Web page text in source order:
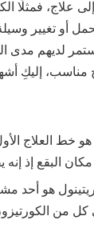
علاج، فمثلًا
أو تغيير
لديهم مدى
إليكِ
هو خط العلاج
إذ إنه
هو أحد
من الكورتيزون